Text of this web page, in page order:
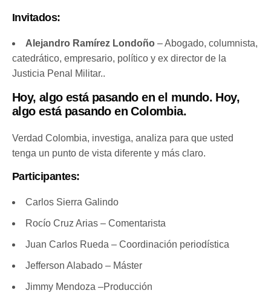
Invitados:
Alejandro Ramírez Londoño – Abogado, columnista,
catedrático, empresario, político y ex director de la
Justicia Penal Militar..
Hoy, algo está pasando en el mundo. Hoy,
algo está pasando en Colombia.
Verdad Colombia, investiga, analiza para que usted
tenga un punto de vista diferente y más claro.
Participantes:
Carlos Sierra Galindo
Rocío Cruz Arias – Comentarista
Juan Carlos Rueda – Coordinación periodística
Jefferson Alabado – Máster
Jimmy Mendoza –Producción